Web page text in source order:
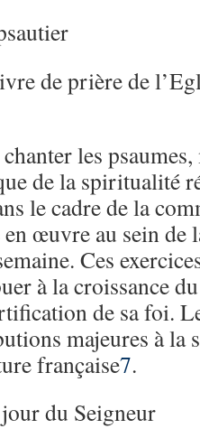
de prière de
les
de la spiritualité
le cadre de la
œuvre au sein
Ces
à la croissance
de sa foi.
majeures à
française7.
du Seigneur